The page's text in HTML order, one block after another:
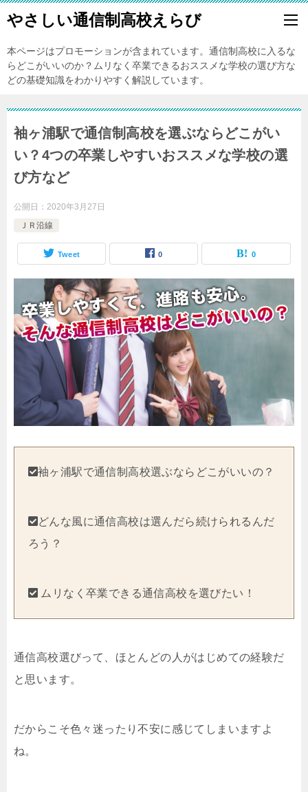
やさしい通信制高校えらび
本ページはプロモーションが含まれています。通信制高校に入るな
らどこがいいのか？ムリなく卒業できるおススメな学校の選び方な
どの基礎知識をわかりやすく解説しています。
袖ヶ浦駅で通信制高校を選ぶならどこがい
い？4つの卒業しやすいおススメな学校の選
び方など
公開日： 2020年3月27日
ＪＲ沿線
Tweet 0 0
袖ヶ浦駅で通信制高校選ぶならどこがいいの？
どんな風に通信高校は選んだら続けられるんだ
ろう？
ムリなく卒業できる通信高校を選びたい！
通信高校選びって、ほとんどの人がはじめての経験だ
と思います。
だからこそ色々迷ったり不安に感じてしまいますよ
ね。